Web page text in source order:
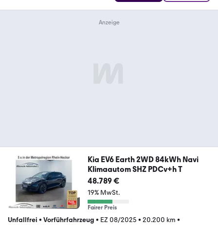
Kia EV6 Earth 2WD 84kWh Navi
Klimaautom SHZ PDCv+h T
48.789 €
19% MwSt.
Fairer Preis
Unfallfrei • Vorführfahrzeug • EZ 08/2025 • 20.200 km •